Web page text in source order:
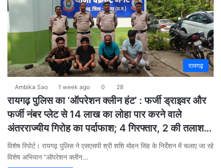
रायगढ़
Ambika Sao 1 week ago 0 28
रायगढ़ पुलिस का ‘ऑपरेशन क्लीन हंट’ : फर्जी ड्राइवर और
फर्जी नंबर प्लेट से 14 लाख का लोहा पार करने वाले
अंतरराज्यीय गिरोह का पर्दाफाश; 4 गिरफ्तार, 2 की तलाश…
विशेष रिपोर्ट। रायगढ़ पुलिस ने एसएसपी श्री शशि मोहन सिंह के निर्देशन में चलाए जा रहे
विशेष अभियान “ऑपरेशन क्लीन…